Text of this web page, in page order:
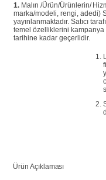
1. Malın /Ürün/Ürünlerin/
marka/modeli, rengi, adedi)
yayınlanmaktadır. Satıcı
temel özelliklerini kampanya
tarihine kadar geçerlidir.
Ürün Açıklaması